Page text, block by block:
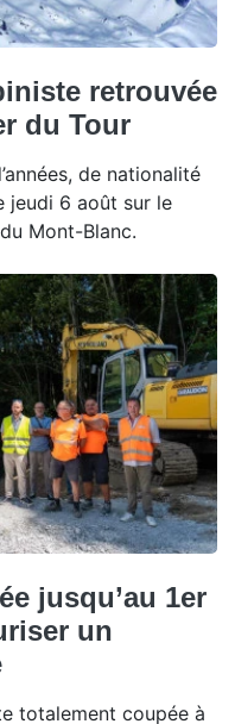
retrouvée
du Tour
de nationalité
jeudi 6 août sur le
Mont-Blanc.
jusqu’au 1er
un
totalement coupée à